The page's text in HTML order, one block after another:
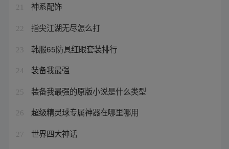
21 神系配饰
22 指尖江湖无尽怎么打
23 韩服65防具红眼套装排行
24 装备我最强
25 装备我最强的原版小说是什么类型
26 超级精灵球专属神器在哪里哪用
27
世界四大神话